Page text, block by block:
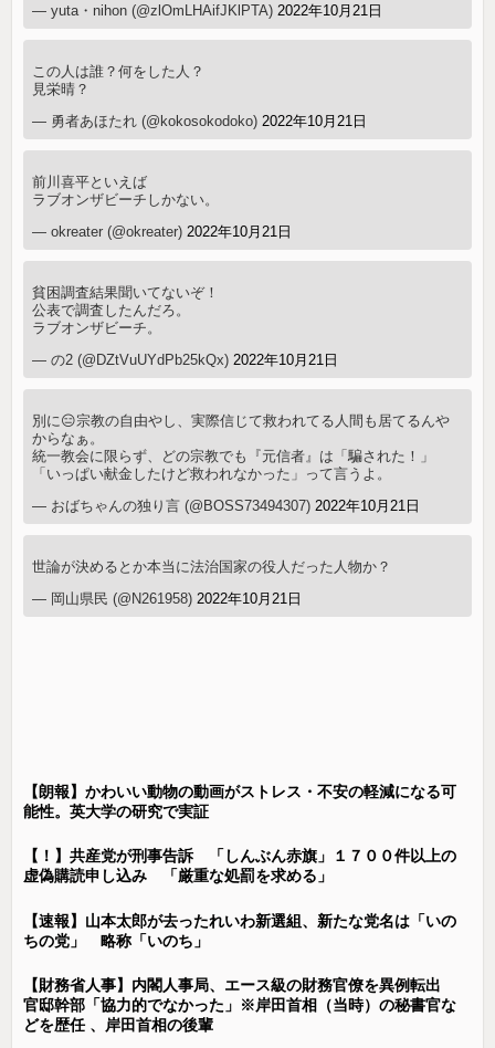
— yuta・nihon (@zlOmLHAifJKlPTA) 2022年10月21日
この人は誰？何をした人？
見栄晴？
— 勇者あほたれ (@kokosokodoko) 2022年10月21日
前川喜平といえば
ラブオンザビーチしかない。
— okreater (@okreater) 2022年10月21日
貧困調査結果聞いてないぞ！
公表で調査したんだろ。
ラブオンザビーチ。
— の2 (@DZtVuUYdPb25kQx) 2022年10月21日
別に😑宗教の自由やし、実際信じて救われてる人間も居てるんや
からなぁ。
統一教会に限らず、どの宗教でも『元信者』は「騙された！」
「いっぱい献金したけど救われなかった」って言うよ。
— おばちゃんの独り言 (@BOSS73494307) 2022年10月21日
世論が決めるとか本当に法治国家の役人だった人物か？
— 岡山県民 (@N261958) 2022年10月21日
【朗報】かわいい動物の動画がストレス・不安の軽減になる可
能性。英大学の研究で実証
【！】共産党が刑事告訴 「しんぶん赤旗」１７００件以上の
虚偽購読申し込み 「厳重な処罰を求める」
【速報】山本太郎が去ったれいわ新選組、新たな党名は「いの
ちの党」 略称「いのち」
【財務省人事】内閣人事局、エース級の財務官僚を異例転出
官邸幹部「協力的でなかった」※岸田首相（当時）の秘書官な
どを歴任 、岸田首相の後輩